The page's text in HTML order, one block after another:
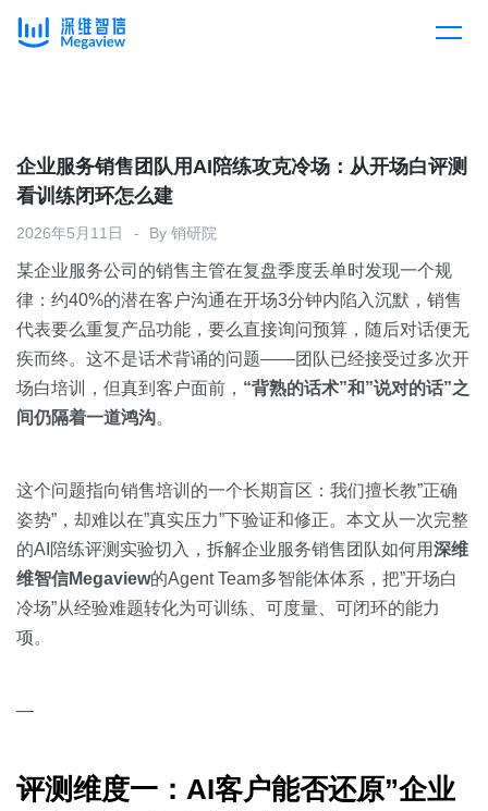
产品总览
产品集成
下载客户端
解决方案
按行业
消费医疗
教育
房地产
金融
按角色
按业务场景
客户案例
开放平台
定价
资源中心
资源中心
全部
白皮书
关于我们
预约演示
企业服务销售团队用AI陪练攻克冷场：从开场白评测
看训练闭环怎么建
2026年5月11日 By 销研院
某企业服务公司的销售主管在复盘季度丢单时发现一个规
律：约40%的潜在客户沟通在开场3分钟内陷入沉默，销售
代表要么重复产品功能，要么直接询问预算，随后对话便无
疾而终。这不是话术背诵的问题——团队已经接受过多次开
场白培训，但真到客户面前， “背熟的话术”和”说对的话”之
间仍隔着一道鸿沟。
这个问题指向销售培训的一个长期盲区：我们擅长教”正确
姿势”，却难以在”真实压力”下验证和修正。本文从一次完整
的AI陪练评测实验切入，拆解企业服务销售团队如何用深维
维智信Megaview的Agent Team多智能体体系，把”开场白
冷场”从经验难题转化为可训练、可度量、可闭环的能力
项。
—
评测维度一：AI客户能否还原”企业